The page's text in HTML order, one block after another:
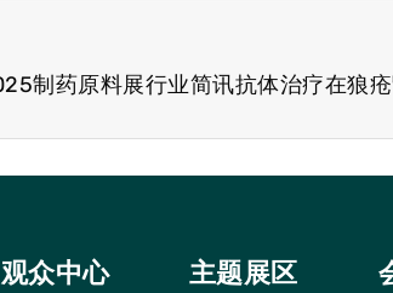
观众中心 主题展区